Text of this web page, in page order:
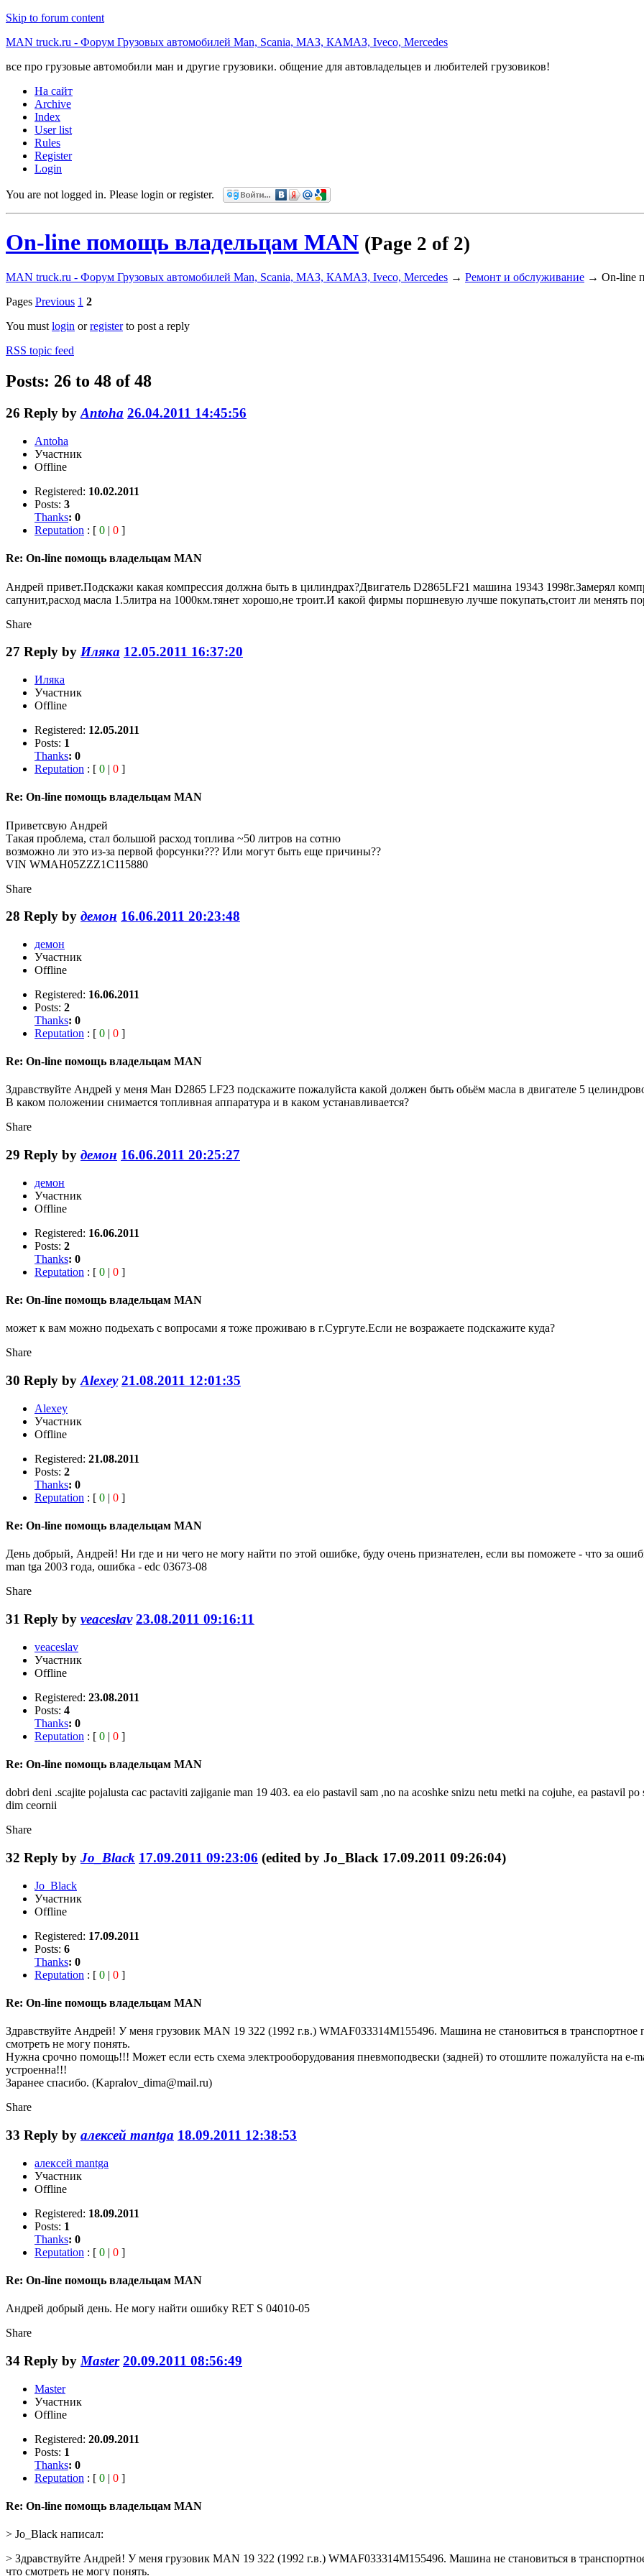
Skip to forum content
MAN truck.ru - Форум Грузовых автомобилей Man, Scania, МАЗ, КАМАЗ, Iveco, Mercedes
все про грузовые автомобили ман и другие грузовики. общение для автовладельцев и любителей грузовиков!
На сайт
Archive
Index
User list
Rules
Register
Login
You are not logged in. Please login or register.
On-line помощь владельцам MAN (Page 2 of 2)
MAN truck.ru - Форум Грузовых автомобилей Man, Scania, МАЗ, КАМАЗ, Iveco, Mercedes → Ремонт и обслуживание → On-line
Pages Previous 1 2
You mustlogin orregisterto post a reply
RSS topic feed
Posts: 26 to 48 of 48
26 Reply byAntoha 26.04.2011 14:45:56
Antoha
Участник
Offline
Registered: 10.02.2011
Posts: 3
Thanks: 0
Reputation : [ 0 | 0 ]
Re: On-line помощь владельцам MAN
Андрей привет.Подскажи какая компрессия должна быть в цилиндрах?Двигатель D2865LF21 машина 19343 1998г.Замерял
сапунит,расход масла 1.5литра на 1000км.тянет хорошо,не троит.И какой фирмы поршневую лучше покупать,стоит ли менять
Share
27 Reply by Иляка 12.05.2011 16:37:20
Иляка
Участник
Offline
Registered: 12.05.2011
Posts: 1
Thanks: 0
Reputation : [ 0 | 0 ]
Re: On-line помощь владельцам MAN
Приветсвую Андрей
Такая проблема, стал большой расход топлива ~50 литров на сотню
возможно ли это из-за первой форсунки??? Или могут быть еще причины??
VIN WMAH05ZZZ1C115880
Share
28 Reply by демон 16.06.2011 20:23:48
демон
Участник
Offline
Registered: 16.06.2011
Posts: 2
Thanks: 0
Reputation : [ 0 | 0 ]
Re: On-line помощь владельцам MAN
Здравствуйте Андрей у меня Ман D2865 LF23 подскажите пожалуйста какой должен быть обьём масла в двигателе 5
В каком положении снимается топливная аппаратура и в каком устанавливается?
Share
29 Reply by демон 16.06.2011 20:25:27
демон
Участник
Offline
Registered: 16.06.2011
Posts: 2
Thanks: 0
Reputation : [ 0 | 0 ]
Re: On-line помощь владельцам MAN
может к вам можно подьехать с вопросами я тоже проживаю в г.Сургуте.Если не возражаете подскажите куда?
Share
30 Reply by Alexey 21.08.2011 12:01:35
Alexey
Участник
Offline
Registered: 21.08.2011
Posts: 2
Thanks: 0
Reputation : [ 0 | 0 ]
Re: On-line помощь владельцам MAN
День добрый, Андрей! Ни где и ни чего не могу найти по этой ошибке, буду очень признателен, если вы поможете - что за
man tga 2003 года, ошибка - edc 03673-08
Share
31 Reply by veaceslav 23.08.2011 09:16:11
veaceslav
Участник
Offline
Registered: 23.08.2011
Posts: 4
Thanks: 0
Reputation : [ 0 | 0 ]
Re: On-line помощь владельцам MAN
dobri deni .scajite pojalusta cac pactaviti zajiganie man 19 403. ea eio pastavil sam ,no na acoshke snizu netu metki na cojuhe, ea pastavil
dim ceornii
Share
32 Reply by Jo_Black 17.09.2011 09:23:06 (edited by Jo_Black 17.09.2011 09:26:04)
Jo_Black
Участник
Offline
Registered: 17.09.2011
Posts: 6
Thanks: 0
Reputation : [ 0 | 0 ]
Re: On-line помощь владельцам MAN
Здравствуйте Андрей! У меня грузовик MAN 19 322 (1992 г.в.) WMAF033314M155496. Машина не становиться в
смотреть не могу понять.
Нужна срочно помощь!!! Может если есть схема электрооборудования пневмоподвески (задней) то отошлите пожалуйста на
устроенна!!!
Заранее спасибо. (Kapralov_dima@mail.ru)
Share
33 Reply by алексей mantga 18.09.2011 12:38:53
алексей mantga
Участник
Offline
Registered: 18.09.2011
Posts: 1
Thanks: 0
Reputation : [ 0 | 0 ]
Re: On-line помощь владельцам MAN
Андрей добрый день. Не могу найти ошибку RET S 04010-05
Share
34 Reply by Master 20.09.2011 08:56:49
Master
Участник
Offline
Registered: 20.09.2011
Posts: 1
Thanks: 0
Reputation : [ 0 | 0 ]
Re: On-line помощь владельцам MAN
> Jo_Black написал:
> Здравствуйте Андрей! У меня грузовик MAN 19 322 (1992 г.в.) WMAF033314M155496. Машина не становиться в
что смотреть не могу понять.